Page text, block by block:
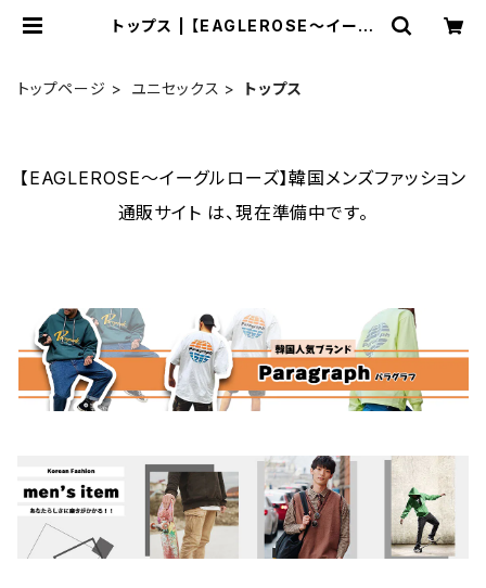
トップス | 【EAGLEROSE～イーグ
トップページ
ユニセックス トップス
【EAGLEROSE～イーグルローズ】韓国メンズファッション
通販サイト は、現在準備中です。